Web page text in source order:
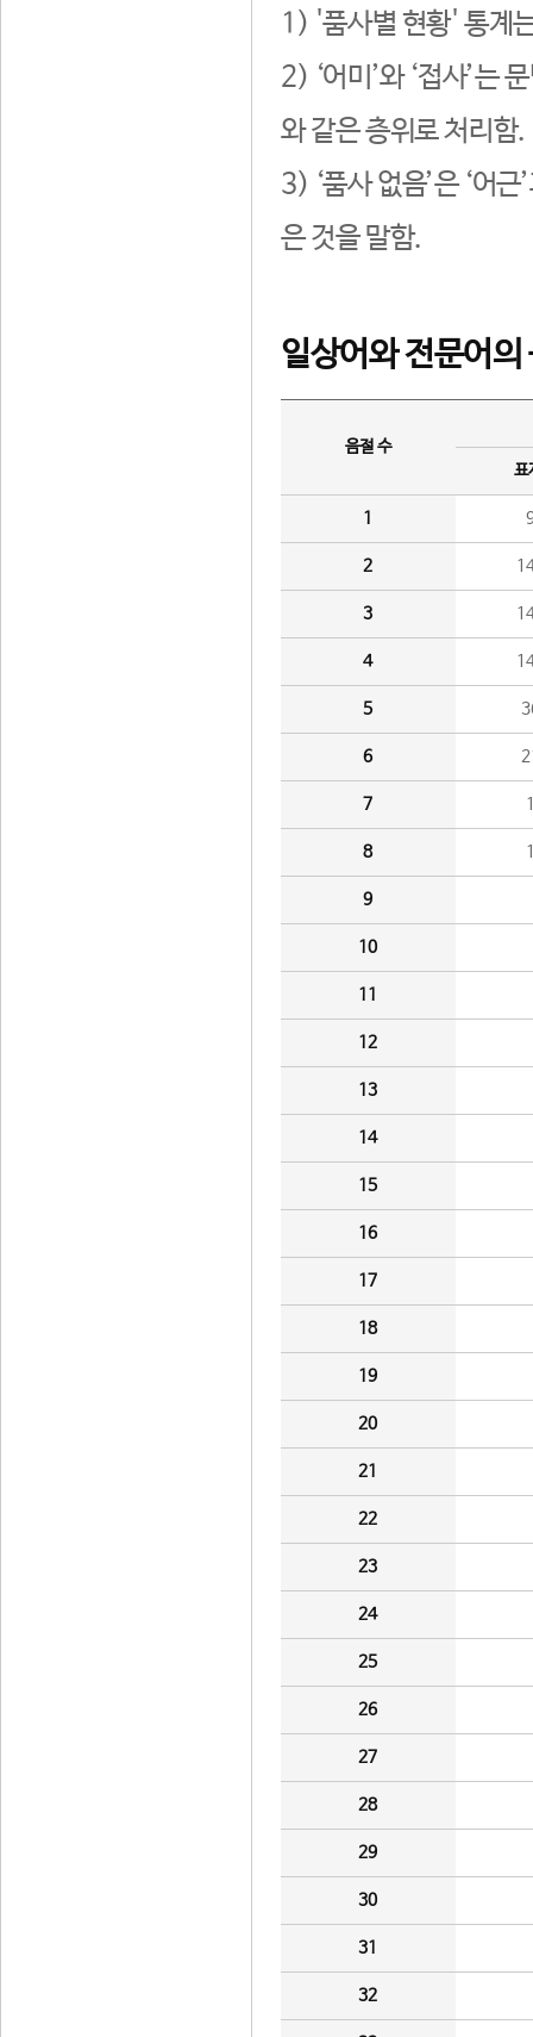
1) '품사별 현황' 통계
2) ‘어미’와 ‘접사’는
와 같은 층위로 처리함.
3) ‘품사 없음’은 ‘어
은 것을 말함.
일상어와 전문어의
음절 수
표
1
2
3
4
5
6
7
8
9
10
11
12
13
14
15
16
17
18
19
20
21
22
23
24
25
26
27
28
29
30
31
32